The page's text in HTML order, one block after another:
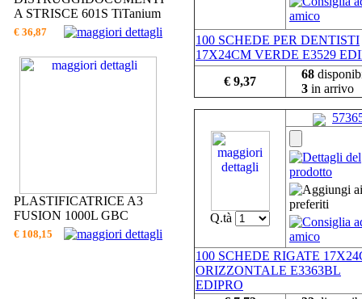
A STRISCE 601S TiTanium
€ 36,87
PLASTIFICATRICE A3
FUSION 1000L GBC
€ 108,15
100 SCHEDE PER DENTISTI
17X24CM VERDE E3529
€ 9,37
68
3 in arrivo
Q.tà
100 SCHEDE RIGATE
ORIZZONTALE E3363BL
EDIPRO